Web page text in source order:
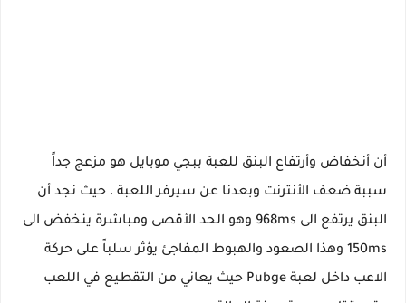
أن أنخفاض وأرتفاع البنق للعبة ببجي موبايل هو مزعج جداً
سببة ضعف الأنترنت وبعدنا عن سيرفر اللعبة ، حيث نجد أن
البنق يرتفع الى 968ms وهو الحد الأقصى ومباشرة ينخفض الى
150ms وهذا الصعود والهبوط المفاجئ يؤثر سلباً على حركة
الاعب داخل لعبة Pubge حيث يعاني من التقطيع في اللعب